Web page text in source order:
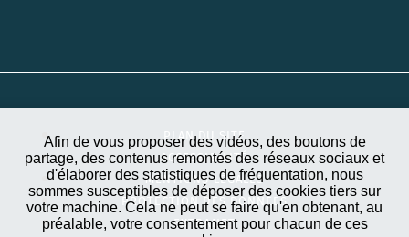
Afin de vous proposer des vidéos, des boutons de
partage, des contenus remontés des réseaux sociaux et
d'élaborer des statistiques de fréquentation, nous
sommes susceptibles de déposer des cookies tiers sur
votre machine. Cela ne peut se faire qu'en obtenant, au
préalable, votre consentement pour chacun de ces
PLAN DU SITE
ACCESSIBILITÉ
MENTIONS LÉGALES
PROTECTION DES DONNÉES
EXTRANET